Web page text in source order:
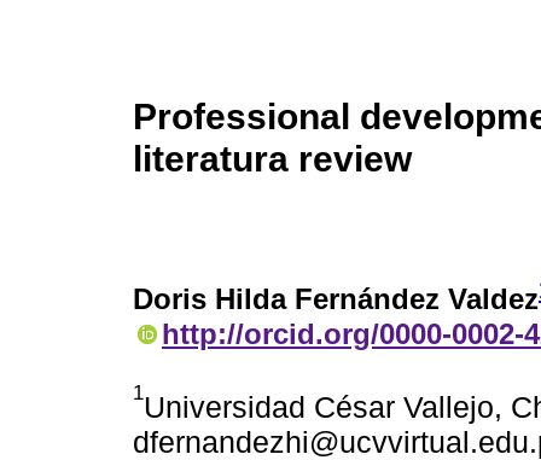
Professional
literatura review
Doris Hilda Fernández Valdez
http://orcid.org/0000-0002-
1Universidad César Vallejo,